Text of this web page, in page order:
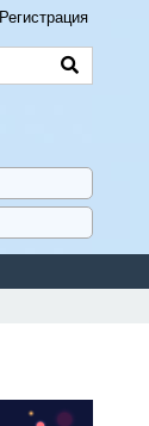
Регистрация